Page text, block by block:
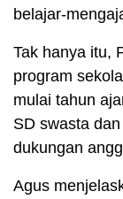
belajar-
Tak hanya itu,
program
mulai tahun
SD swasta
dukungan
Agus